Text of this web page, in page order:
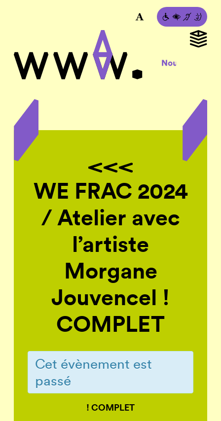
WE FRAC 2024
/ Atelier avec
l’artiste
Morgane
Jouvencel !
COMPLET
Cet évènement est
passé
! COMPLET